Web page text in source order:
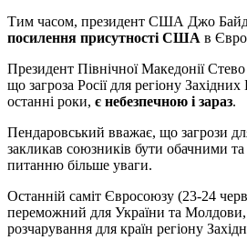
Тим часом, президент США Джо
посилення присутності США в
Президент Північної Македонії
що загроза Росії для регіону
останні роки, є небезпечною і зараз.
Пендаровський вважає, що загрози
закликав союзників бути обачними
питанню більше уваги.
Останній саміт Євросоюзу (23-24
переможний для України та Молдови,
розчарування для країн регіону